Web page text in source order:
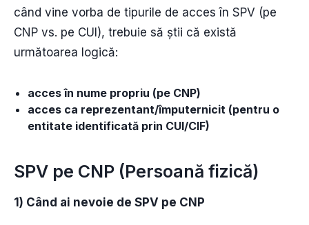
când vine vorba de tipurile de acces în SPV (pe
CNP vs. pe CUI), trebuie să știi că există
următoarea logică:
acces în nume propriu (pe CNP)
acces ca reprezentant/împuternicit (pentru o
entitate identificată prin CUI/CIF)
SPV pe CNP (Persoană fizică)
1) Când ai nevoie de SPV pe CNP